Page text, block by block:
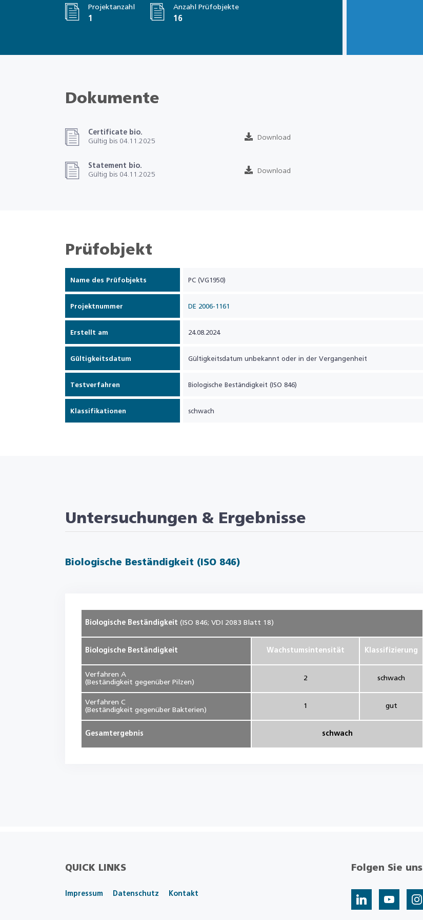
Projektanzahl
1
Anzahl Prüfobjekte
16
Dokumente
Certificate bio.
Gültig bis 04.11.2025
Download
Statement bio.
Gültig bis 04.11.2025
Download
Prüfobjekt
Name des Prüfobjekts PC (VG1950)
Projektnummer DE 2006-1161
Erstellt am 24.08.2024
Gültigkeitsdatum Gültigkeitsdatum unbekannt oder in der Vergangenheit
Testverfahren Biologische Beständigkeit (ISO 846)
Klassifikationen schwach
Untersuchungen & Ergebnisse
Biologische Beständigkeit (ISO 846)
Biologische Beständigkeit (ISO 846; VDI 2083 Blatt 18)
Biologische Beständigkeit Wachstumsintensität Klassifizierung
Verfahren A
(Beständigkeit gegenüber Pilzen)
2 schwach
Verfahren C
(Beständigkeit gegenüber Bakterien)
1 gut
Gesamtergebnis schwach
QUICK LINKS
Impressum Datenschutz Kontakt
Folgen Sie uns